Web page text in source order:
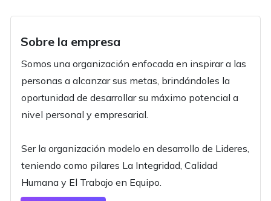
Sobre la empresa
Somos una organización enfocada en inspirar a las
personas a alcanzar sus metas, brindándoles la
oportunidad de desarrollar su máximo potencial a
nivel personal y empresarial.
Ser la organización modelo en desarrollo de Lideres,
teniendo como pilares La Integridad, Calidad
Humana y El Trabajo en Equipo.